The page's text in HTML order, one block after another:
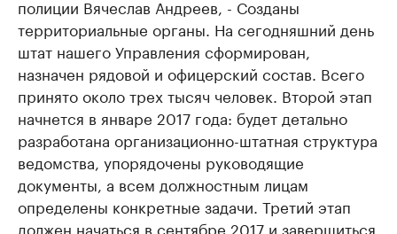
полиции Вячеслав Андреев, - Созданы
территориальные органы. На сегодняшний день
штат нашего Управления сформирован,
назначен рядовой и офицерский состав. Всего
принято около трех тысяч человек. Второй этап
начнется в январе 2017 года: будет детально
разработана организационно-штатная структура
ведомства, упорядочены руководящие
документы, а всем должностным лицам
определены конкретные задачи. Третий этап
должен начаться в сентябре 2017 и завершиться